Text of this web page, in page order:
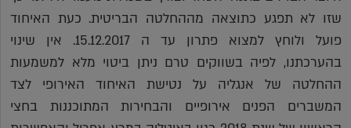
שזו לא תפגע כתוצאה מההחלטה הבריטית. כעת האיחוד
פועל ולוחץ למצוא פתרון עד ה 15.12.2017. אין שינוי
בהערכתנו, לפיה בשווקים טרם ניתן ביטוי מלא למשמעות
ההחלטה של אנגליה על נטישת האיחוד האירופי לצד
המשברים הפנים אירופיים והבחירות המתוכננות בחצי